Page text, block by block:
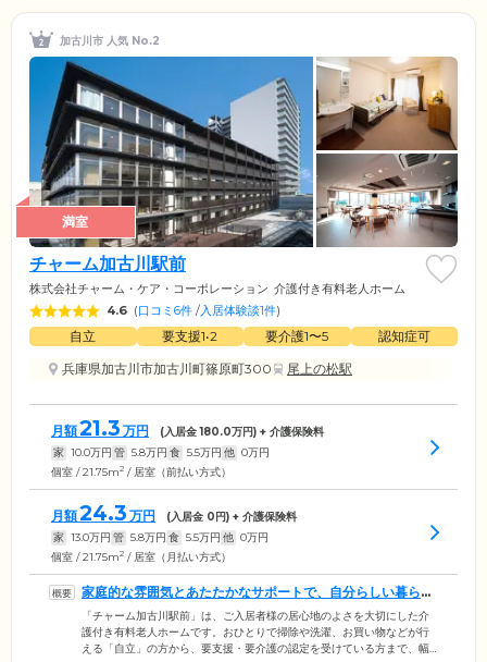
加古川市 人気 No.2
満室
チャーム加古川駅前
株式会社チャーム・ケア・コーポレーション 介護付き有料老人ホーム
4.6 (口コミ6件 /入居体験談1件)
自立 要支援1•2 要介護1〜5
認知症可
兵庫県加古川市加古川町篠原町300
尾上の松駅
月額21.3 万円 (入居金180.0万円) + 介護保険料
家 10.0万円 管 5.8万円 食 5.5万円 他 0万円
個室 / 21.75m2 / 居室（前払い方式）
月額24.3 万円 (入居金 0円) + 介護保険料
家 13.0万円 管 5.8万円 食 5.5万円 他 0万円
個室 / 21.75m2 / 居室（月払い方式）
家庭的な雰囲気とあたたかなサポートで、自分らしい暮らし
を支援します
「チャーム加古川駅前」は、ご入居者様の居心地のよさを大切にした介
護付き有料老人ホームです。おひとりで掃除や洗濯、お買い物などが行
える「自立」の方から、要支援・要介護の認定を受けている方まで、幅